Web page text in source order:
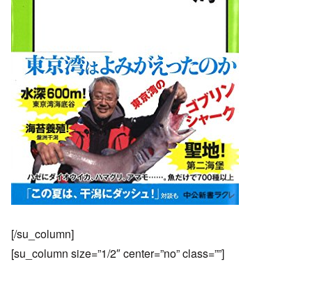
[/su_column]
[su_column size=”1/2″ center=”no” class=””]